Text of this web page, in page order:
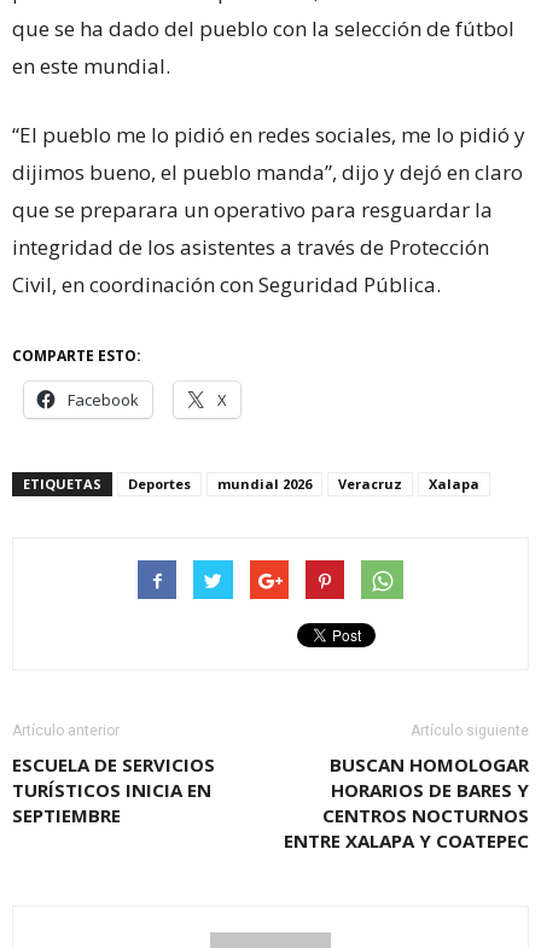
que se ha dado del pueblo con la selección de fútbol
en este mundial.
“El pueblo me lo pidió en redes sociales, me lo pidió y
dijimos bueno, el pueblo manda”, dijo y dejó en claro
que se preparara un operativo para resguardar la
integridad de los asistentes a través de Protección
Civil, en coordinación con Seguridad Pública.
COMPARTE ESTO:
Facebook X
ETIQUETAS Deportes mundial 2026 Veracruz Xalapa
Artículo anterior
ESCUELA DE SERVICIOS
TURÍSTICOS INICIA EN
SEPTIEMBRE
Artículo siguiente
BUSCAN HOMOLOGAR
HORARIOS DE BARES Y
CENTROS NOCTURNOS
ENTRE XALAPA Y COATEPEC